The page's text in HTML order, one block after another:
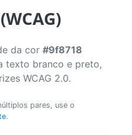
da cor #9f8718
texto branco e preto,
WCAG 2.0.
pares, use o
.